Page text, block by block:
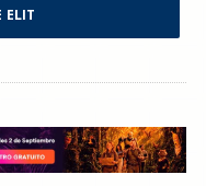
ELIT